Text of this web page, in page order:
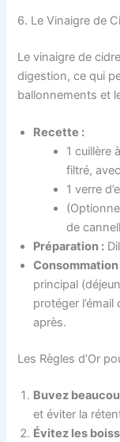
6. Le Vinaigre de
Le vinaigre de
digestion, ce qui
ballonnements et
Recette :
1 cuillère
filtré,
1 verre
de
Préparation :
Consommation
principal
protéger
après.
Les Règles d’Or
Buvez
et éviter la
Évitez les